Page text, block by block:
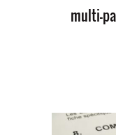
multi-